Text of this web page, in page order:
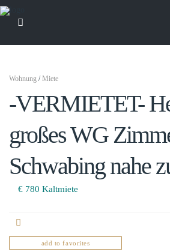
Wohnung /Miete
-VERMIETET-
großes WG
Schwabing nahe
€ 780 Kaltmiete
add to favorites